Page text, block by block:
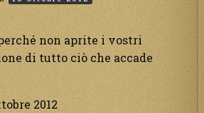
non aprite i vostri
di tutto ciò che accade
2012